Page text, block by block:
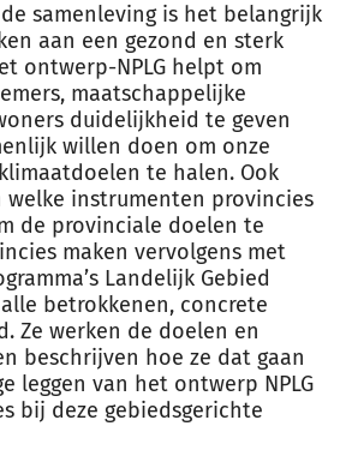
samenleving is het belangrijk
aan een gezond en sterk
ontwerp-NPLG helpt om
maatschappelijke
duidelijkheid te geven
willen doen om onze
te halen. Ook
instrumenten provincies
de provinciale doelen te
maken vervolgens met
Landelijk Gebied
alle betrokkenen, concrete
Ze werken de doelen en
beschrijven hoe ze dat gaan
leggen van het ontwerp NPLG
bij deze gebiedsgerichte